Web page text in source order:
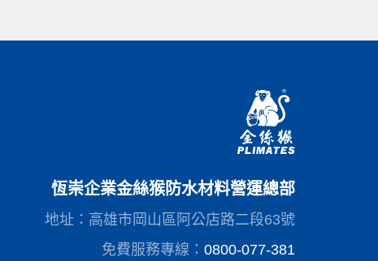
恆崇企業金絲猴防水材料營運總部
地址：高雄市岡山區阿公店路二段63號
免費服務專線： 0800-077-381